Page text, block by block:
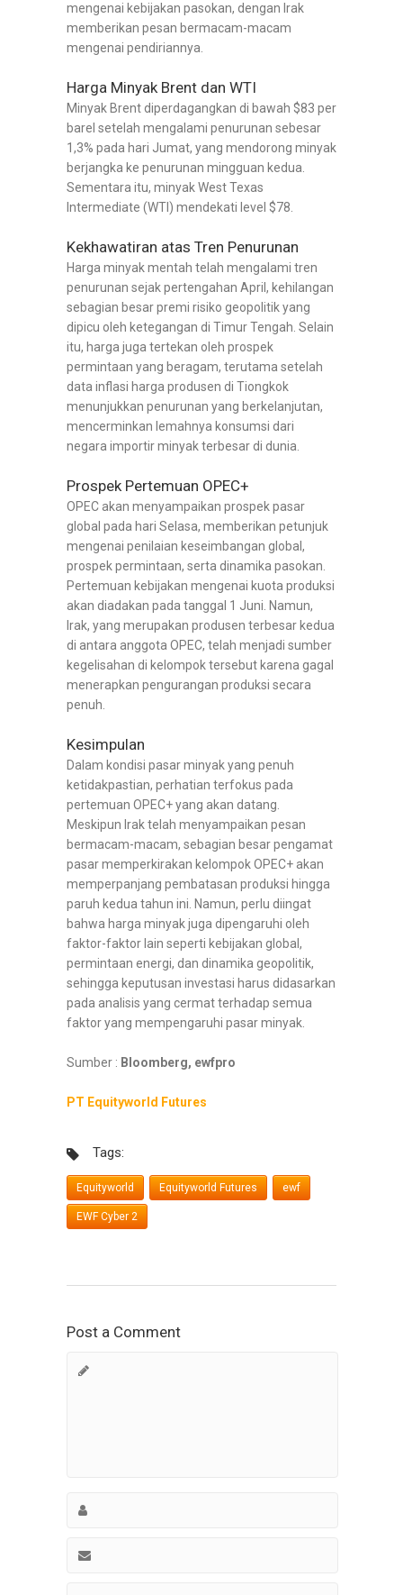
mengenai kebijakan pasokan, dengan Irak
memberikan pesan bermacam-macam
mengenai pendiriannya.
Harga Minyak Brent dan WTI
Minyak Brent diperdagangkan di bawah $83 per
barel setelah mengalami penurunan sebesar
1,3% pada hari Jumat, yang mendorong minyak
berjangka ke penurunan mingguan kedua.
Sementara itu, minyak West Texas
Intermediate (WTI) mendekati level $78.
Kekhawatiran atas Tren Penurunan
Harga minyak mentah telah mengalami tren
penurunan sejak pertengahan April, kehilangan
sebagian besar premi risiko geopolitik yang
dipicu oleh ketegangan di Timur Tengah. Selain
itu, harga juga tertekan oleh prospek
permintaan yang beragam, terutama setelah
data inflasi harga produsen di Tiongkok
menunjukkan penurunan yang berkelanjutan,
mencerminkan lemahnya konsumsi dari
negara importir minyak terbesar di dunia.
Prospek Pertemuan OPEC+
OPEC akan menyampaikan prospek pasar
global pada hari Selasa, memberikan petunjuk
mengenai penilaian keseimbangan global,
prospek permintaan, serta dinamika pasokan.
Pertemuan kebijakan mengenai kuota produksi
akan diadakan pada tanggal 1 Juni. Namun,
Irak, yang merupakan produsen terbesar kedua
di antara anggota OPEC, telah menjadi sumber
kegelisahan di kelompok tersebut karena gagal
menerapkan pengurangan produksi secara
penuh.
Kesimpulan
Dalam kondisi pasar minyak yang penuh
ketidakpastian, perhatian terfokus pada
pertemuan OPEC+ yang akan datang.
Meskipun Irak telah menyampaikan pesan
bermacam-macam, sebagian besar pengamat
pasar memperkirakan kelompok OPEC+ akan
memperpanjang pembatasan produksi hingga
paruh kedua tahun ini. Namun, perlu diingat
bahwa harga minyak juga dipengaruhi oleh
faktor-faktor lain seperti kebijakan global,
permintaan energi, dan dinamika geopolitik,
sehingga keputusan investasi harus didasarkan
pada analisis yang cermat terhadap semua
faktor yang mempengaruhi pasar minyak.
Sumber : Bloomberg, ewfpro
PT Equityworld Futures
Tags:
Equityworld Equityworld Futures ewf
EWF Cyber 2
Post a Comment